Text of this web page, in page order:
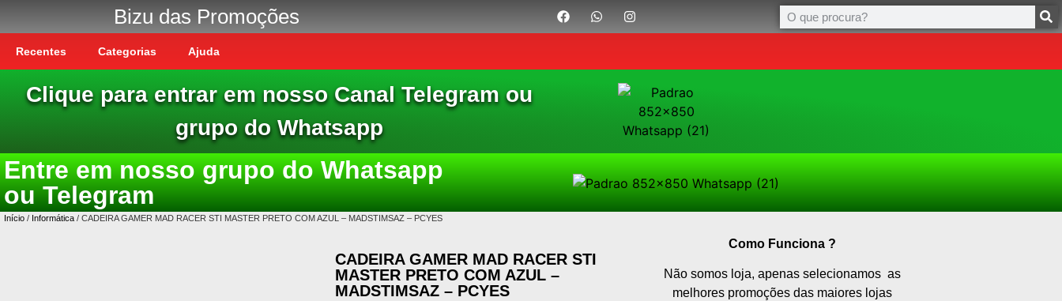
Bizu das Promoções
Recentes Categorias Ajuda
Clique para entrar em nosso Canal Telegram ou
grupo do Whatsapp
Entre em nosso grupo do Whatsapp
ou Telegram
Início / Informática / CADEIRA GAMER MAD RACER STI MASTER PRETO COM AZUL – MADSTIMSAZ – PCYES
CADEIRA GAMER MAD RACER STI
MASTER PRETO COM AZUL –
MADSTIMSAZ – PCYES
Como Funciona ?
Não somos loja, apenas selecionamos as
melhores promoções das maiores lojas